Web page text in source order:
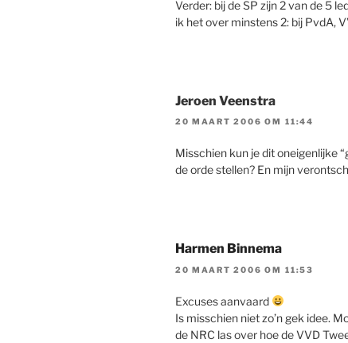
Verder: bij de SP zijn 2 van de 5
ik het over minstens 2: bij PvdA,
Jeroen Veenstra
20 MAART 2006 OM 11:44
Misschien kun je dit oneigenlijke
de orde stellen? En mijn
Harmen Binnema
20 MAART 2006 OM 11:53
Excuses aanvaard
Is misschien niet zo’n gek idee.
de NRC las over hoe de VVD